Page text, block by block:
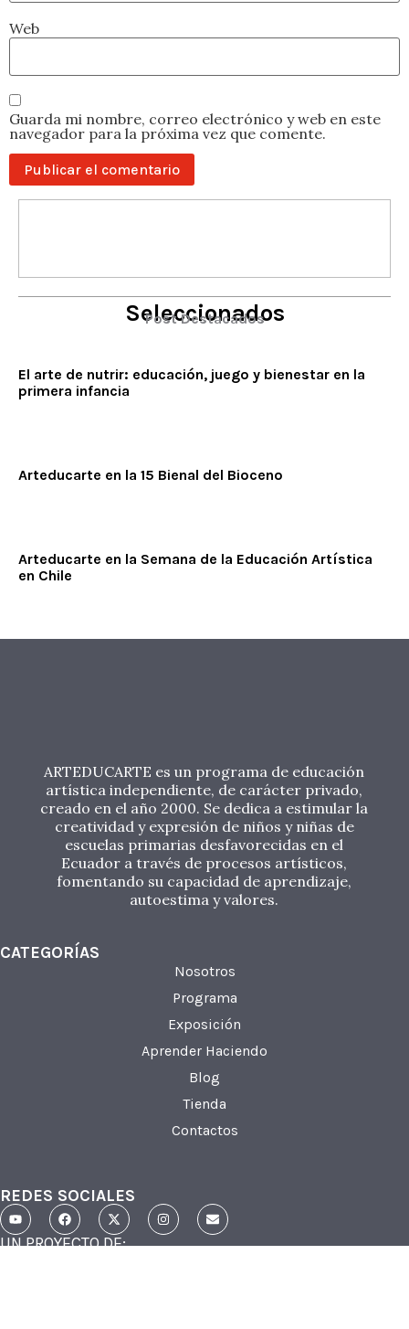
Web
Guarda mi nombre, correo electrónico y web en este
navegador para la próxima vez que comente.
Seleccionados
Post Destacados
El arte de nutrir: educación, juego y bienestar en la
primera infancia
Arteducarte en la 15 Bienal del Bioceno
Arteducarte en la Semana de la Educación Artística
en Chile
ARTEDUCARTE es un programa de educación
artística independiente, de carácter privado,
creado en el año 2000. Se dedica a estimular la
creatividad y expresión de niños y niñas de
escuelas primarias desfavorecidas en el
Ecuador a través de procesos artísticos,
fomentando su capacidad de aprendizaje,
autoestima y valores.
CATEGORÍAS
Nosotros
Programa
Exposición
Aprender Haciendo
Blog
Tienda
Contactos
REDES SOCIALES
UN PROYECTO DE: